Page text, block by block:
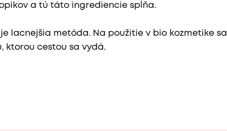
a tú táto ingrediencie spĺňa.
lacnejšia metóda. Na použitie v bio kozmetike sa
ktorou cestou sa vydá.